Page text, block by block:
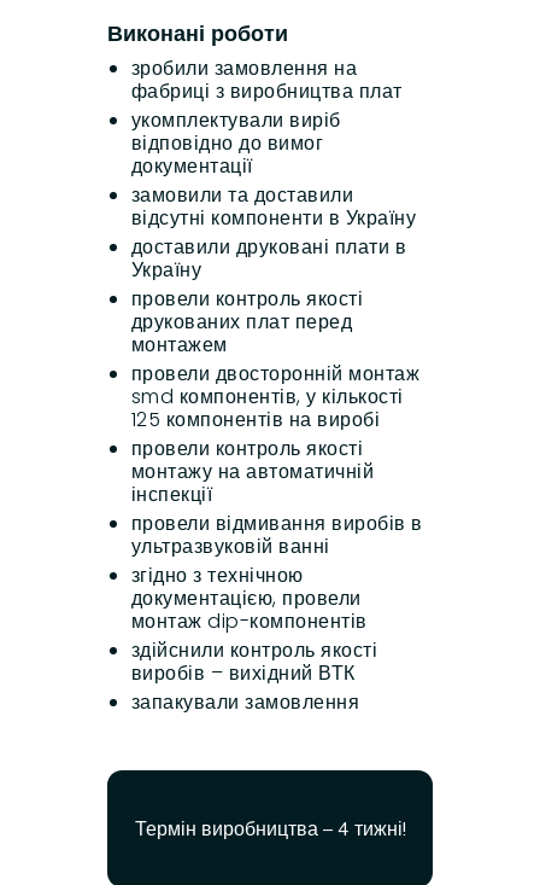
Виконані роботи
зробили замовлення на
фабриці з виробництва плат
укомплектували виріб
відповідно до вимог
документації
замовили та доставили
відсутні компоненти в Україну
доставили друковані плати в
Україну
провели контроль якості
друкованих плат перед
монтажем
провели двосторонній монтаж
smd компонентів, у кількості
125 компонентів на виробі
провели контроль якості
монтажу на автоматичній
інспекції
провели відмивання виробів в
ультразвуковій ванні
згідно з технічною
документацією, провели
монтаж dip-компонентів
здійснили контроль якості
виробів – вихідний ВТК
запакували замовлення
Термін виробництва – 4 тижні!